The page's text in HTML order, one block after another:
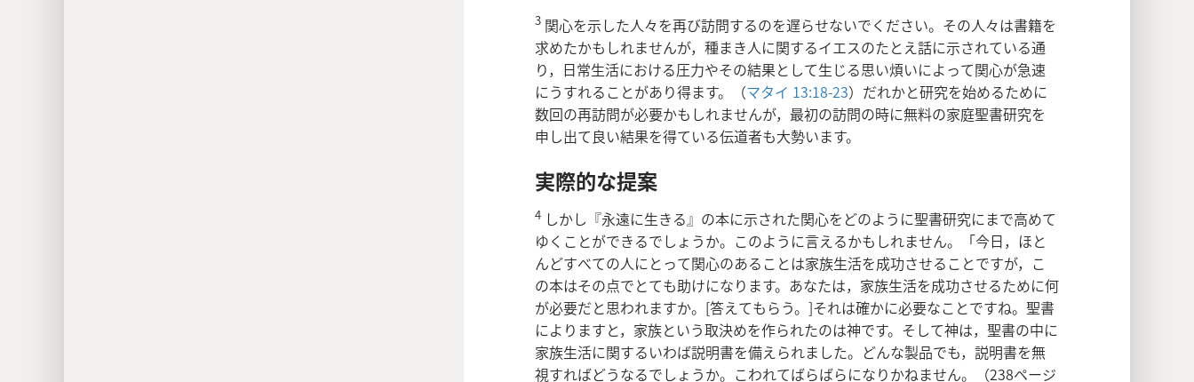
3 関心を示した人々を再び訪問するのを遅らせないでください。その人々は書籍を
求めたかもしれませんが，種まき人に関するイエスのたとえ話に示されている通
り，日常生活における圧力やその結果として生じる思い煩いによって関心が急速
にうすれることがあり得ます。（マタイ 13:18-23）だれかと研究を始めるために
数回の再訪問が必要かもしれませんが，最初の訪問の時に無料の家庭聖書研究を
申し出て良い結果を得ている伝道者も大勢います。
実際的な提案
4 しかし『永遠に生きる』の本に示された関心をどのように聖書研究にまで高めて
ゆくことができるでしょうか。このように言えるかもしれません。「今日，ほと
んどすべての人にとって関心のあることは家族生活を成功させることですが，こ
の本はその点でとても助けになります。あなたは，家族生活を成功させるために何
が必要だと思われますか。[答えてもらう。]それは確かに必要なことですね。聖書
によりますと，家族という取決めを作られたのは神です。そして神は，聖書の中に
家族生活に関するいわば説明書を備えられました。どんな製品でも，説明書を無
視すればどうなるでしょうか。こわれてばらばらになりかねません。（238ページ